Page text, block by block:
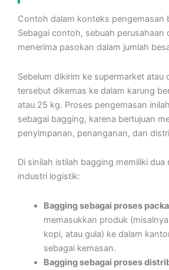
Contoh dalam konteks pengemasan
Sebagai contoh, sebuah perusahaan
menerima pasokan dalam jumlah
Sebelum dikirim ke supermarket atau
tersebut dikemas ke dalam karung
atau 25 kg. Proses pengemasan
sebagai bagging, karena bertujuan
penyimpanan, penanganan, dan
Di sinilah istilah bagging memiliki dua
industri logistik:
Bagging sebagai proses
memasukkan produk
kopi, atau gula) ke dalam
sebagai kemasan.
Bagging sebagai proses